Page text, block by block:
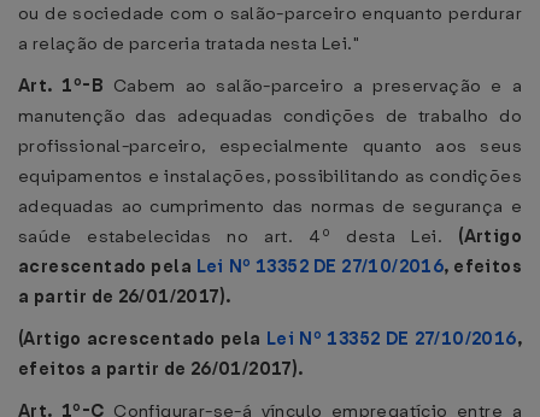
ou de sociedade com o salão-parceiro enquanto perdurar
a relação de parceria tratada nesta Lei."
Art. 1º-B Cabem ao salão-parceiro a preservação e a
manutenção das adequadas condições de trabalho do
profissional-parceiro, especialmente quanto aos seus
equipamentos e instalações, possibilitando as condições
adequadas ao cumprimento das normas de segurança e
saúde estabelecidas no art. 4º desta Lei. (Artigo
acrescentado pela Lei Nº 13352 DE 27/10/2016, efeitos
a partir de 26/01/2017).
(Artigo acrescentado pela Lei Nº 13352 DE 27/10/2016,
efeitos a partir de 26/01/2017).
Art. 1º-C Configurar-se-á vínculo empregatício entre a